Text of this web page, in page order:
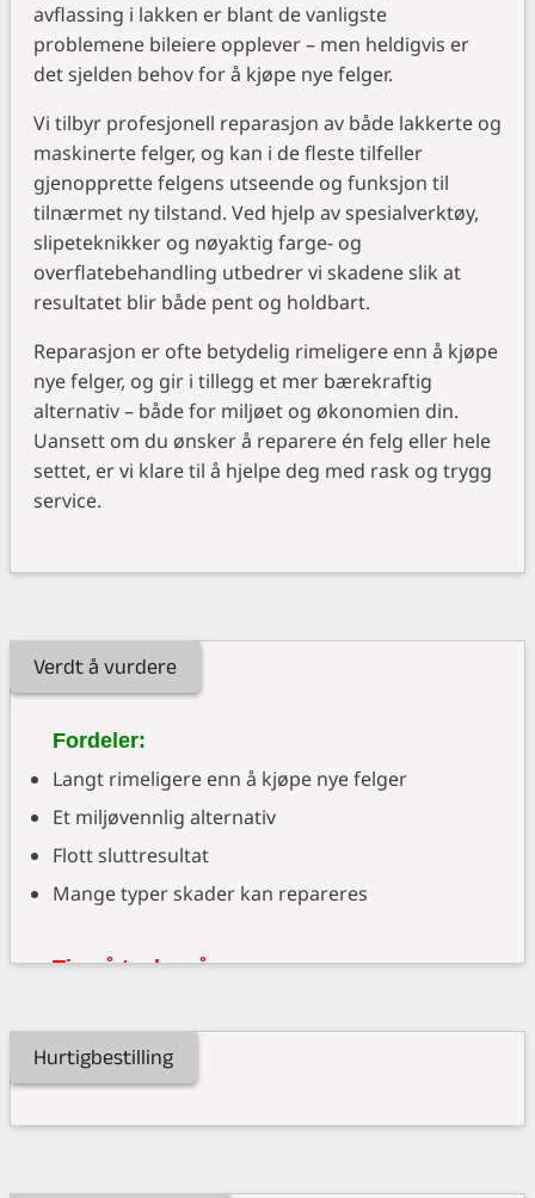
avflassing i lakken er blant de vanligste
problemene bileiere opplever – men heldigvis er
det sjelden behov for å kjøpe nye felger.
Vi tilbyr profesjonell reparasjon av både lakkerte og
maskinerte felger, og kan i de fleste tilfeller
gjenopprette felgens utseende og funksjon til
tilnærmet ny tilstand. Ved hjelp av spesialverktøy,
slipeteknikker og nøyaktig farge- og
overflatebehandling utbedrer vi skadene slik at
resultatet blir både pent og holdbart.
Reparasjon er ofte betydelig rimeligere enn å kjøpe
nye felger, og gir i tillegg et mer bærekraftig
alternativ – både for miljøet og økonomien din.
Uansett om du ønsker å reparere én felg eller hele
settet, er vi klare til å hjelpe deg med rask og trygg
service.
Verdt å vurdere
Fordeler:
Langt rimeligere enn å kjøpe nye felger
Et miljøvennlig alternativ
Flott sluttresultat
Mange typer skader kan repareres
Ting å tenke på:
Hurtigbestilling